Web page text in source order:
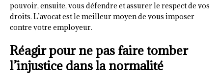
pouvoir, ensuite, vous défendre et assurer le respect de vos
droits. L’avocat est le meilleur moyen de vous imposer
contre votre employeur.
Réagir pour ne pas faire tomber
l’injustice dans la normalité